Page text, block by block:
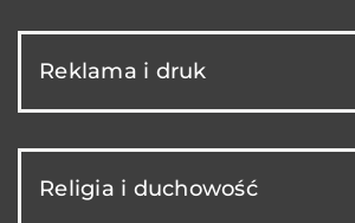
Reklama i druk
Religia i duchowość